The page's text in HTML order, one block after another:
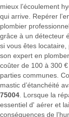
mieux l’écoulement
qui arrive. Repérer
plombier
grâce à un détecteur
si vous êtes
son expert en
coûter de 100 à 300
parties communes.
mastic d’étanchéité
75004 . Lorsque la
essentiel d' aérer et
conséquences de